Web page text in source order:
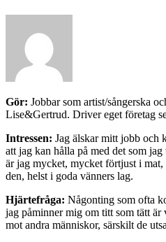
Gör: Jobbar som artist/sångerska
Lise&Gertrud. Driver eget företag
Intressen: Jag älskar mitt jobb och
att jag kan hålla på med det som
är jag mycket, mycket förtjust i mat,
den, helst i goda vänners lag.
Hjärtefråga: Någonting som ofta
jag påminner mig om titt som tätt är
mot andra människor, särskilt de